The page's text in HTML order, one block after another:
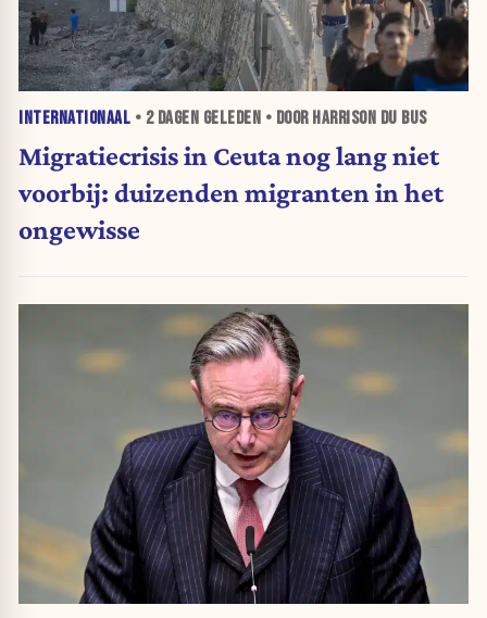
INTERNATIONAAL • 2 DAGEN GELEDEN • DOOR HARRISON DU BUS
Migratiecrisis in Ceuta nog lang niet
voorbij: duizenden migranten in het
ongewisse